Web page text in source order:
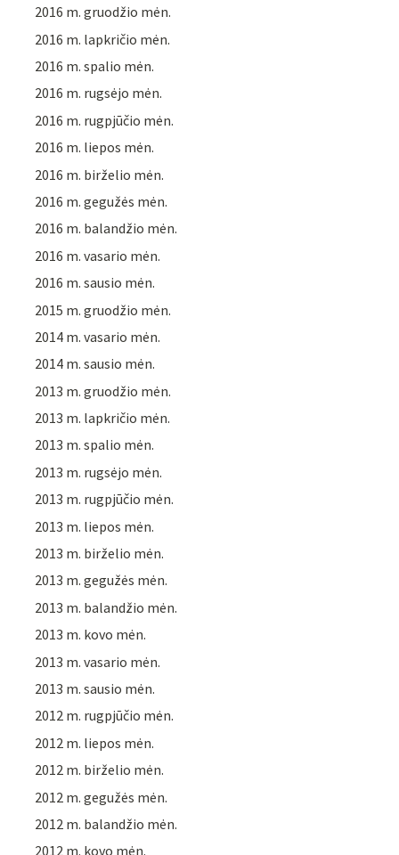
2016 m. gruodžio mėn.
2016 m. lapkričio mėn.
2016 m. spalio mėn.
2016 m. rugsėjo mėn.
2016 m. rugpjūčio mėn.
2016 m. liepos mėn.
2016 m. birželio mėn.
2016 m. gegužės mėn.
2016 m. balandžio mėn.
2016 m. vasario mėn.
2016 m. sausio mėn.
2015 m. gruodžio mėn.
2014 m. vasario mėn.
2014 m. sausio mėn.
2013 m. gruodžio mėn.
2013 m. lapkričio mėn.
2013 m. spalio mėn.
2013 m. rugsėjo mėn.
2013 m. rugpjūčio mėn.
2013 m. liepos mėn.
2013 m. birželio mėn.
2013 m. gegužės mėn.
2013 m. balandžio mėn.
2013 m. kovo mėn.
2013 m. vasario mėn.
2013 m. sausio mėn.
2012 m. rugpjūčio mėn.
2012 m. liepos mėn.
2012 m. birželio mėn.
2012 m. gegužės mėn.
2012 m. balandžio mėn.
2012 m. kovo mėn.